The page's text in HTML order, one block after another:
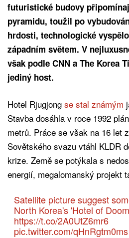
futuristické budovy
pyramidu, toužil po
hrdosti, technologické
západním světem. V
však podle CNN a The Korea
jediný host.
Hotel Rjugjong se stal známým
Stavba dosáhla v roce 1992
metrů. Práce se však na 16 let
Sovětského svazu vtáhl KLDR
krize. Země se potýkala s
energií, megalomanský projekt
Satellite picture suggest
North Korea's 'Hotel of
https://t.co/2A0UtZ6mr6
pic.twitter.com/qHnRgtm0ms